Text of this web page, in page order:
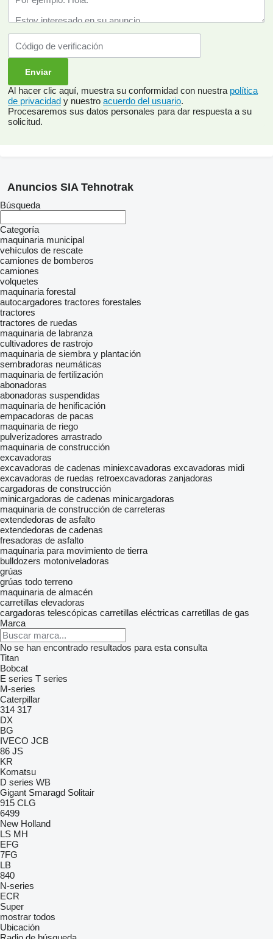
Al hacer clic aquí, muestra su conformidad con nuestra política
de privacidad y nuestro acuerdo del usuario.
Procesaremos sus datos personales para dar respuesta a su
solicitud.
Anuncios SIA Tehnotrak
Búsqueda
Categoría
maquinaria municipal
vehículos de rescate
camiones de bomberos
camiones
volquetes
maquinaria forestal
autocargadores tractores forestales
tractores
tractores de ruedas
maquinaria de labranza
cultivadores de rastrojo
maquinaria de siembra y plantación
sembradoras neumáticas
maquinaria de fertilización
abonadoras
abonadoras suspendidas
maquinaria de henificación
empacadoras de pacas
maquinaria de riego
pulverizadores arrastrado
maquinaria de construcción
excavadoras
excavadoras de cadenas miniexcavadoras excavadoras midi
excavadoras de ruedas retroexcavadoras zanjadoras
cargadoras de construcción
minicargadoras de cadenas minicargadoras
maquinaria de construcción de carreteras
extendedoras de asfalto
extendedoras de cadenas
fresadoras de asfalto
maquinaria para movimiento de tierra
bulldozers motoniveladoras
grúas
grúas todo terreno
maquinaria de almacén
carretillas elevadoras
cargadoras telescópicas carretillas eléctricas carretillas de gas
Marca
No se han encontrado resultados para esta consulta
Titan
Bobcat
E series T series
M-series
Caterpillar
314 317
DX
BG
IVECO JCB
86 JS
KR
Komatsu
D series WB
Gigant Smaragd Solitair
915 CLG
6499
New Holland
LS MH
EFG
7FG
LB
840
N-series
ECR
Super
mostrar todos
Ubicación